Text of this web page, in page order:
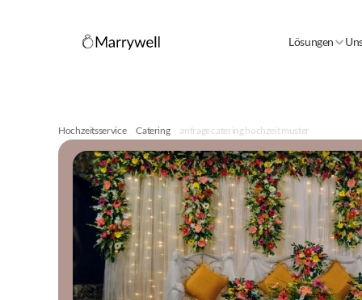
Lösungen
Hochzeitsservice Catering anfrage catering hochzeit muster